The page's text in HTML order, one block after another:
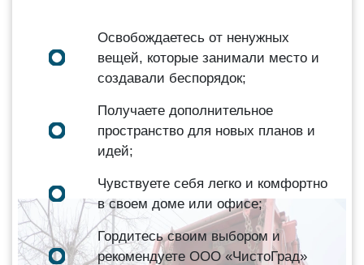
Освобождаетесь от ненужных
вещей, которые занимали место и
создавали беспорядок;
Получаете дополнительное
пространство для новых планов и
идей;
Чувствуете себя легко и комфортно
в своем доме или офисе;
Гордитесь своим выбором и
рекомендуете ООО «ЧистоГрад»